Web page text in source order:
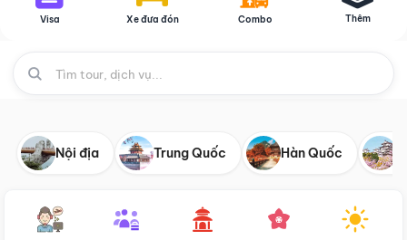
Visa Xe đưa đón Combo Thêm
Nội địa Trung Quốc Hàn Quốc